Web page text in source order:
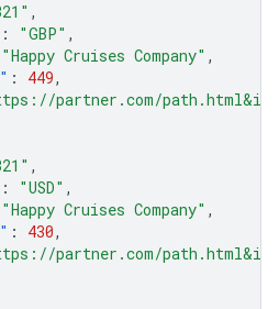
,
: "GBP" ,
"Happy Cruises Company" ,
: 449,
partner.com/
,
: "USD" ,
"Happy Cruises Company" ,
: 430,
partner.com/